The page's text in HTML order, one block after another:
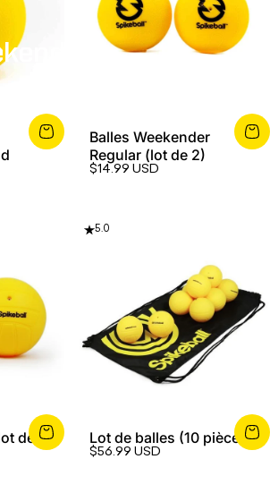
Balles Weekender
Regular (lot de 2)
$14.99 USD
de
5.0
Lot de balles (10 pièces)
$56.99 USD